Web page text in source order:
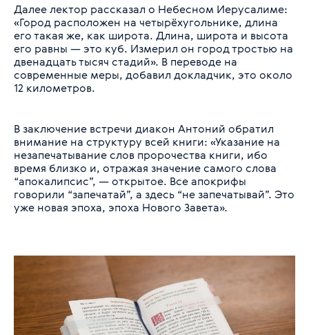
Далее лектор рассказал о Небесном Иерусалиме:
«Город расположен на четырёхугольнике, длина
его такая же, как широта. Длина, широта и высота
его равны — это куб. Измерил он город тростью на
двенадцать тысяч стадий». В переводе на
современные меры, добавил докладчик, это около
12 километров.
В заключение встречи диакон Антоний обратил
внимание на структуру всей книги: «Указание на
незапечатывание слов пророчества книги, ибо
время близко и, отражая значение самого слова
“апокалипсис”, — открытое. Все апокрифы
говорили “запечатай”, а здесь “не запечатывай”. Это
уже новая эпоха, эпоха Нового Завета».